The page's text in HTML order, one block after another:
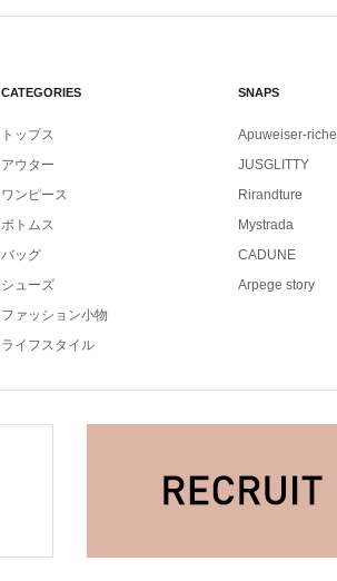
CATEGORIES
トップス
アウター
ワンピース
ボトムス
バッグ
シューズ
ファッション小物
ライフスタイル
SNAPS
Apuweiser-riche
JUSGLITTY
Rirandture
Mystrada
CADUNE
Arpege story